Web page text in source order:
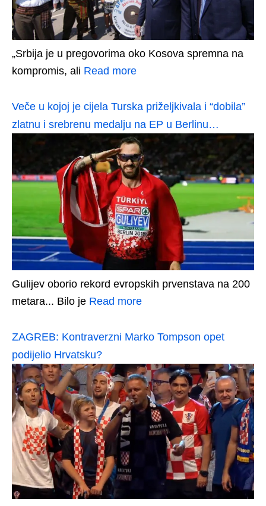
„Srbija je u pregovorima oko Kosova spremna na
kompromis, ali Read more
Veče u kojoj je cijela Turska priželjkivala i “dobila”
zlatnu i srebrenu medalju na EP u Berlinu…
Gulijev oborio rekord evropskih prvenstava na 200
metara... Bilo je Read more
ZAGREB: Kontraverzni Marko Tompson opet
podijelio Hrvatsku?